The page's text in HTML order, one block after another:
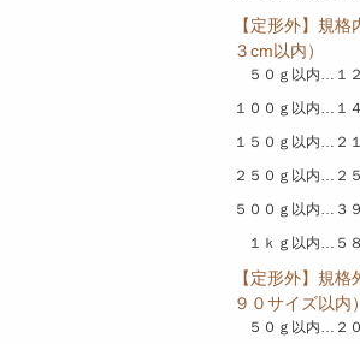
【定形外】規
３cm以内）
５０ｇ以内…１
１００ｇ以内…１
１５０ｇ以内…２
２５０ｇ以内…２
５００ｇ以内…３
１ｋｇ以内…５
【定形外】規格
９０サイズ以内）
５０ｇ以内…２